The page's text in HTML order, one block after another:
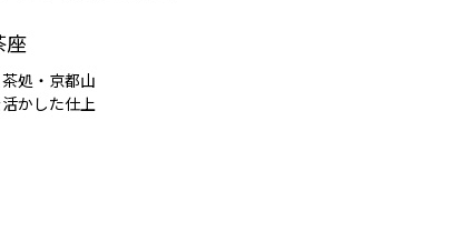
座
処・京都山
かした仕上